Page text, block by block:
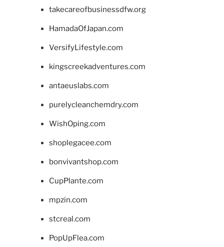
takecareofbusinessdfw.org
HamadaOfJapan.com
VersifyLifestyle.com
kingscreekadventures.com
antaeuslabs.com
purelycleanchemdry.com
WishOping.com
shoplegacee.com
bonvivantshop.com
CupPlante.com
mpzin.com
stcreal.com
PopUpFlea.com